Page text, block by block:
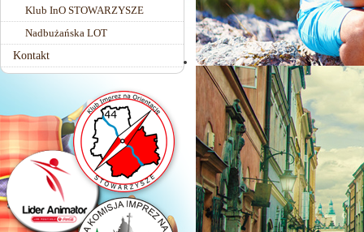
Klub InO STOWARZYSZE
Nadbużańska LOT
Kontakt